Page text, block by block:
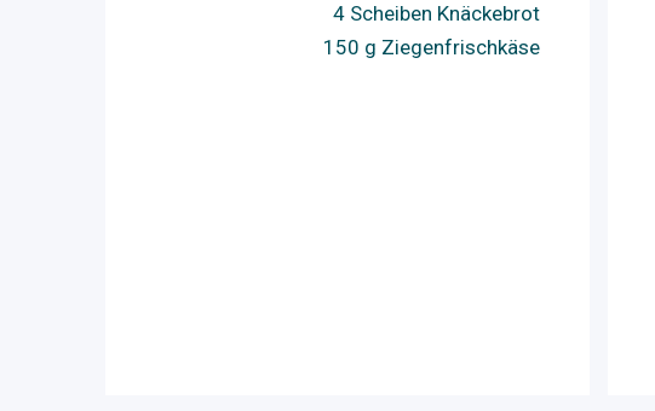
4 Scheiben Knäckebrot
150 g Ziegenfrischkäse